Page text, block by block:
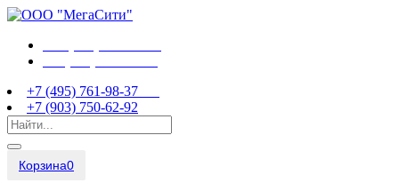
+7 (495) 761-98-37
+7 (903) 750-62-92
Корзина0